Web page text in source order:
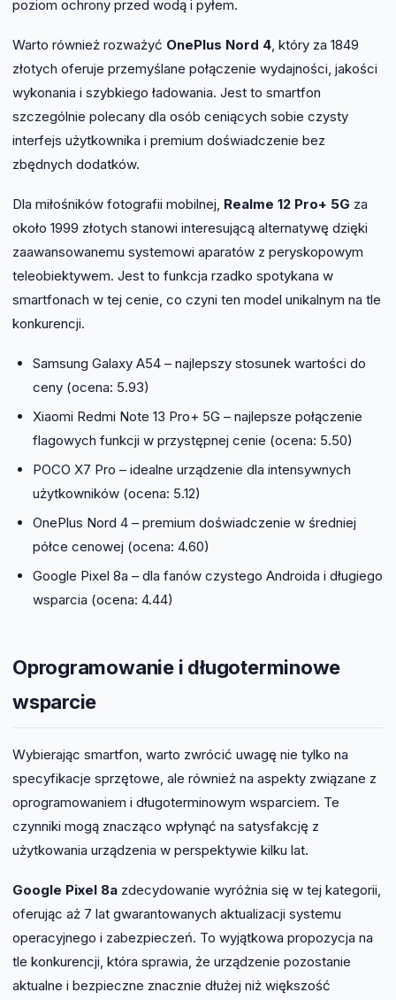
poziom ochrony przed wodą i pyłem.
Warto również rozważyć OnePlus Nord 4 , który za 1849
złotych oferuje przemyślane połączenie wydajności, jakości
wykonania i szybkiego ładowania. Jest to smartfon
szczególnie polecany dla osób ceniących sobie czysty
interfejs użytkownika i premium doświadczenie bez
zbędnych dodatków.
Dla miłośników fotografii mobilnej, Realme 12 Pro+ 5G za
około 1999 złotych stanowi interesującą alternatywę dzięki
zaawansowanemu systemowi aparatów z peryskopowym
teleobiektywem. Jest to funkcja rzadko spotykana w
smartfonach w tej cenie, co czyni ten model unikalnym na tle
konkurencji.
Samsung Galaxy A54 – najlepszy stosunek wartości do
ceny (ocena: 5.93)
Xiaomi Redmi Note 13 Pro+ 5G – najlepsze połączenie
flagowych funkcji w przystępnej cenie (ocena: 5.50)
POCO X7 Pro – idealne urządzenie dla intensywnych
użytkowników (ocena: 5.12)
OnePlus Nord 4 – premium doświadczenie w średniej
półce cenowej (ocena: 4.60)
Google Pixel 8a – dla fanów czystego Androida i długiego
wsparcia (ocena: 4.44)
Oprogramowanie i długoterminowe
wsparcie
Wybierając smartfon, warto zwrócić uwagę nie tylko na
specyfikacje sprzętowe, ale również na aspekty związane z
oprogramowaniem i długoterminowym wsparciem. Te
czynniki mogą znacząco wpłynąć na satysfakcję z
użytkowania urządzenia w perspektywie kilku lat.
Google Pixel 8a zdecydowanie wyróżnia się w tej kategorii,
oferując aż 7 lat gwarantowanych aktualizacji systemu
operacyjnego i zabezpieczeń. To wyjątkowa propozycja na
tle konkurencji, która sprawia, że urządzenie pozostanie
aktualne i bezpieczne znacznie dłużej niż większość